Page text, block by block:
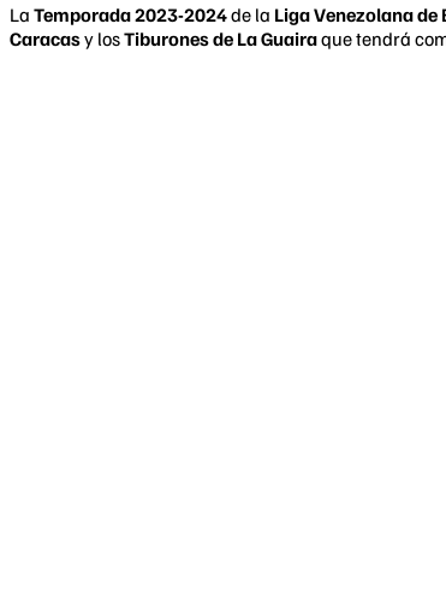
La Temporada 2023-2024de la Liga Venezolana
Caracasy losTiburones de La Guairaque tendrá